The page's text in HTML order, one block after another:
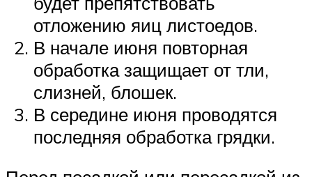
отложению яиц листоедов.
В начале июня повторная
обработка защищает от тли,
слизней, блошек.
В середине июня проводятся
последняя обработка грядки.